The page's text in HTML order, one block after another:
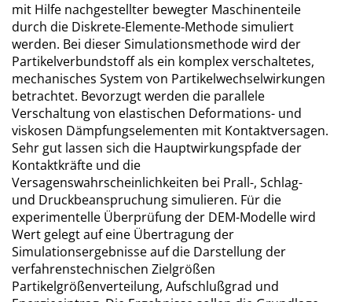
mit Hilfe nachgestellter bewegter Maschinenteile
durch die Diskrete-Elemente-Methode simuliert
werden. Bei dieser Simulationsmethode wird der
Partikelverbundstoff als ein komplex verschaltetes,
mechanisches System von Partikelwechselwirkungen
betrachtet. Bevorzugt werden die parallele
Verschaltung von elastischen Deformations- und
viskosen Dämpfungselementen mit Kontaktversagen.
Sehr gut lassen sich die Hauptwirkungspfade der
Kontaktkräfte und die
Versagenswahrscheinlichkeiten bei Prall-, Schlag-
und Druckbeanspruchung simulieren. Für die
experimentelle Überprüfung der DEM-Modelle wird
Wert gelegt auf eine Übertragung der
Simulationsergebnisse auf die Darstellung der
verfahrenstechnischen Zielgrößen
Partikelgrößenverteilung, Aufschlußgrad und